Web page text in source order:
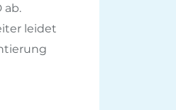
ab.
leidet